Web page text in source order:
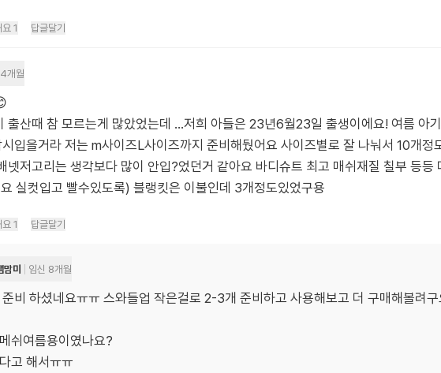
요 1 답글달기
개월
출산때 참 모르는게 많았었는데 ...저희 아들은 23년6월23일 출생이에요! 여름 아
입을거라 저는 m사이즈L사이즈까지 준비해뒀어요 사이즈별로 잘 나눠서 10개
넷저고리는 생각보다 많이 안입?었던거 같아요 바디슈트 최고 매쉬재질 칠부 등등
실컷입고 빨수있도록) 블랭킷은 이불인데 3개정도있었구용
요 1 답글달기
맘미 임신 8개월
비 하셨네요ㅠㅠ 스와들업 작은걸로 2-3개 준비하고 사용해보고 더 구매해볼려
쉬여름용이였나요?
고 해서ㅠㅠ